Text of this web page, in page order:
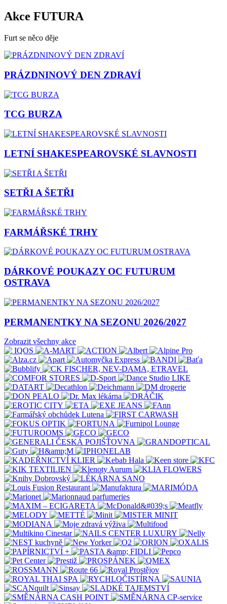
Akce FUTURA
Furt se něco děje
PRÁZDNINOVÝ DEN ZDRAVÍ
TCG BURZA
LETNÍ SHAKESPEAROVSKÉ SLAVNOSTI
SETŘI A ŠETŘI
FARMÁŘSKÉ TRHY
DÁRKOVÉ POUKAZY OC FUTURUM
OSTRAVA
PERMANENTKY NA SEZONU 2026/2027
Zobrazit všechny akce